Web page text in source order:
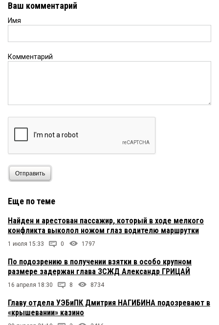
Ваш комментарий
Имя
Комментарий
Отправить
Еще по теме
Найден и арестован пассажир, который в ходе мелкого
конфликта выколол ножом глаз водителю маршрутки
1 июля 15:33 0 1797
По подозрению в получении взятки в особо крупном
размере задержан глава ЗСЖД Александр ГРИЦАЙ
16 апреля 18:30 8 8734
Главу отдела УЭБиПК Дмитрия НАГИБИНА подозревают в
«крышевании» казино